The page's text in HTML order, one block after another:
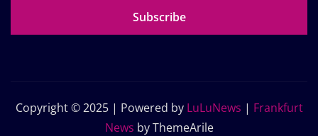
Subscribe
Copyright © 2025 | Powered by LuLuNews | Frankfurt
News by ThemeArile